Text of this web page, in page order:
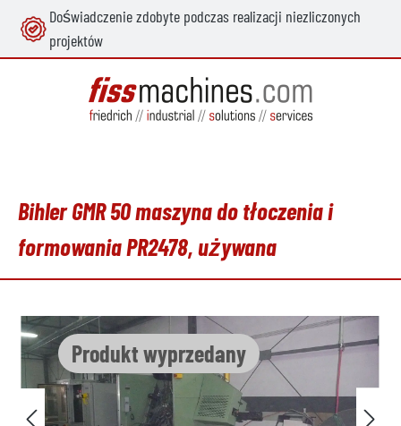
zawartości
Doświadczenie zdobyte podczas realizacji niezliczonych
projektów
Bihler GMR 50 maszyna do tłoczenia i
formowania PR2478, używana
Produkt wyprzedany
Pomiń galerię zdjęć